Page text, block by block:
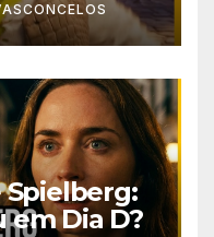
Spielberg:
em Dia D?